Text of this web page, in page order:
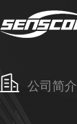
公司简介